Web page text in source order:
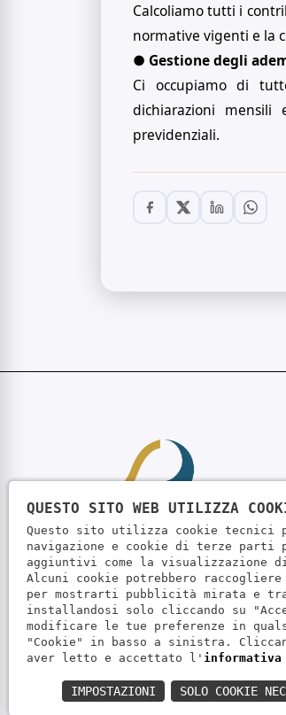
Calcoliamo tutti i
normative vigenti e la
● Gestione degli
Ci occupiamo di
dichiarazioni mensili
previdenziali.
Studio Paghe è specializzato
nell'elaborazione paghe e buste
consulenza del lavoro e gestione
personale dipendente.
aziende di ogni dimensione nella
nazionale.
QUESTO SITO WEB UTILIZZA
Questo sito utilizza cookie tecnici
navigazione e cookie di terze parti
aggiuntivi come la visualizzazione
Alcuni cookie potrebbero
per mostrarti pubblicità mirata e
installandosi solo cliccando su
modificare le tue preferenze in
"Cookie" in basso a sinistra.
aver letto e accettato l'
SOLO COOKIE
IMPOSTAZIONI